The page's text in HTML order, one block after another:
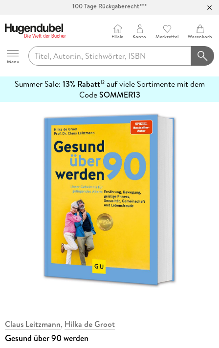
Abholung in über 100 Filialen
Hugendubel
Menu
Filiale Konto Merkzettel Warenkorb
Summer Sale: 13% Rabatt12auf viele Sortimente mit dem
CodeSOMMER13
erfahren
Claus Leitzmann, Hilka de Groot
Gesund über 90 werden